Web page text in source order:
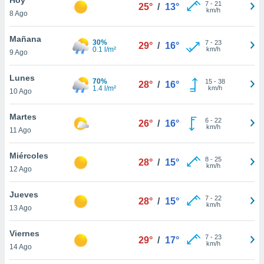
en
más
nuestra
de
cookies
aceptar
8 Ago
25° / 13° 7- 21
km/h
Mañana
9 Ago
30%
0.1 l/m²
29° / 16° 7- 23
km/h
Lunes
10 Ago
70%
1.4 l/m²
28° / 16° 15- 38
km/h
Martes
11 Ago
26° / 16° 6- 22
km/h
Miércoles
12 Ago
28° / 15° 8- 25
km/h
Jueves
13 Ago
28° / 15° 7- 22
km/h
Viernes
14 Ago
29° / 17° 7- 23
km/h